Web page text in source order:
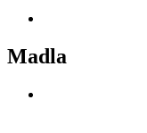
Madla